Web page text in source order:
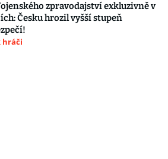
zpravodajství exkluzivně v
Česku hrozil vyšší stupeň
hráči